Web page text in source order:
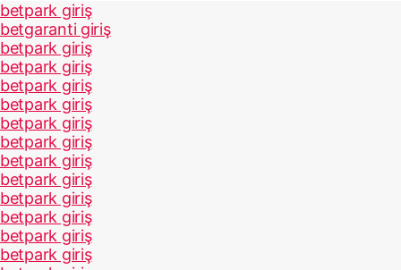
betpark giriş
betgaranti giriş
betpark giriş
betpark giriş
betpark giriş
betpark giriş
betpark giriş
betpark giriş
betpark giriş
betpark giriş
betpark giriş
betpark giriş
betpark giriş
betpark giriş